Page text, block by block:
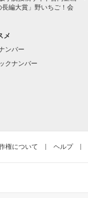
長編大賞」野いちご！会
メ
ンバー
クナンバー
権について ヘルプ